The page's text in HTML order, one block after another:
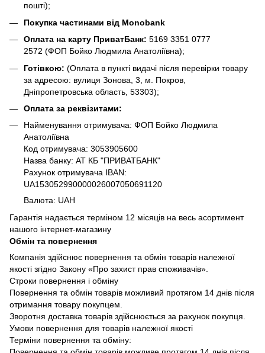
пошті);
Покупка частинами від Monobank
Оплата на карту ПриватБанк: 5169 3351 0777
2572 (ФОП Бойко Людмила Анатоліївна);
Готівкою: (Оплата в пункті видачі після перевірки товару
за адресою: вулиця Зонова, 3, м. Покров,
Дніпропетровська область, 53303);
Оплата за реквізитами:
Найменування отримувача: ФОП Бойко Людмила
Анатоліївна
Код отримувача: 3053905600
Назва банку: АТ КБ "ПРИВАТБАНК"
Рахунок отримувача IBAN:
UA153052990000026007050691120
Валюта: UAH
Гарантія надається терміном 12 місяців на весь асортимент
нашого інтернет-магазину
Обмін та повернення
Компанія здійснює повернення та обмін товарів належної
якості згідно Закону «Про захист прав споживачів».
Строки повернення і обміну
Повернення та обмін товарів можливий протягом 14 днів після
отримання товару покупцем.
Зворотня доставка товарів здійснюється за рахунок покупця.
Умови повернення для товарів належної якості
Терміни повернення та обміну: